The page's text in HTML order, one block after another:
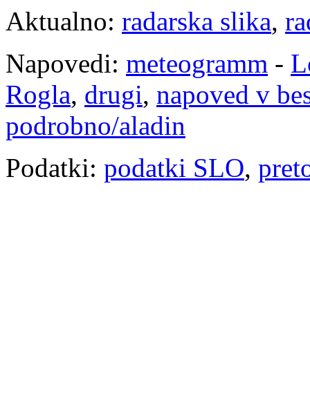
Aktualno: radarska slika,
Napovedi: meteogramm -
Rogla, drugi, napoved v
podrobno/aladin
Podatki: podatki SLO,